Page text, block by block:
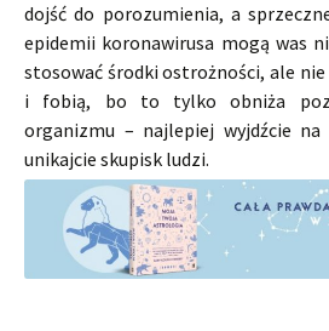
dojść do porozumienia, a
epidemii koronawirusa mogą was
stosować środki ostrożności, ale
i fobią, bo to tylko obniża
organizmu – najlepiej wyjdźcie
unikajcie skupisk ludzi.